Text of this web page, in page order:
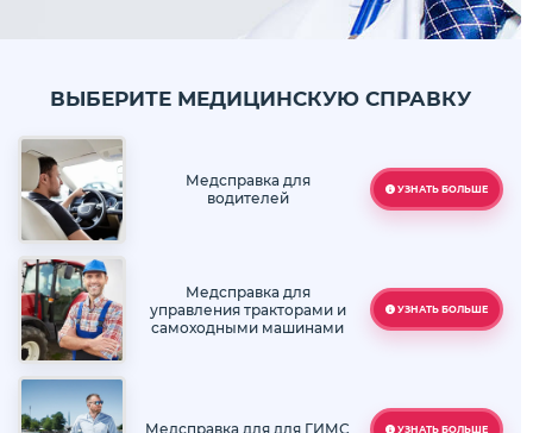
ВЫБЕРИТЕ МЕДИЦИНСКУЮ СПРАВКУ
Медсправка для
водителей
УЗНАТЬ БОЛЬШЕ
Медсправка для
управления тракторами и
самоходными машинами
УЗНАТЬ БОЛЬШЕ
Медсправка для для ГИМС УЗНАТЬ БОЛЬШЕ